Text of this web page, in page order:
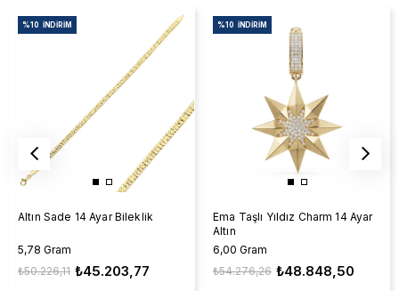
Altın Sade 14 Ayar Bileklik
5,78 Gram
₺45.203,77
₺50.226,11
%10 İNDIRIM
Ema Taşlı Yıldız Charm 14 Ayar
Altın
6,00 Gram
₺48.848,50
₺54.276,26
%10 İNDIRIM